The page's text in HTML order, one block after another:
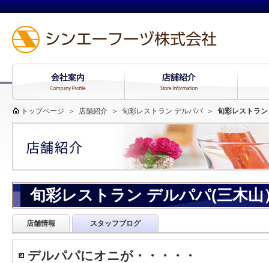
トップページ ＞ 店舗紹介 ＞ 旬彩レストラン デルパパ ＞ 旬彩レストラ
旬彩レストラン デルパパ(三木
店舗情報 スタッフブログ
デルパパにオニが・・・・・